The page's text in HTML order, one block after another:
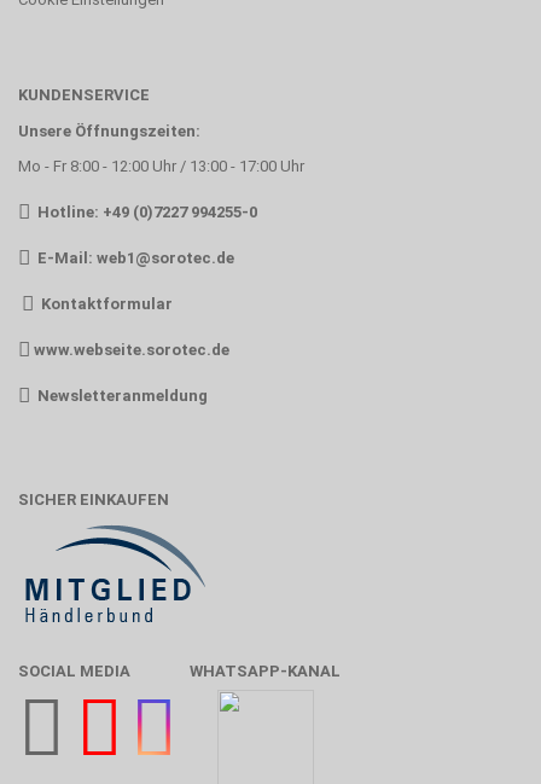
KUNDENSERVICE
Unsere Öffnungszeiten:
Mo - Fr 8:00 - 12:00 Uhr / 13:00 - 17:00 Uhr
Hotline: +49 (0)7227 994255-0
E-Mail: web1@sorotec.de
Kontaktformular
www.webseite.sorotec.de
Newsletteranmeldung
SICHER EINKAUFEN
SOCIAL MEDIA WHATSAPP-KANAL